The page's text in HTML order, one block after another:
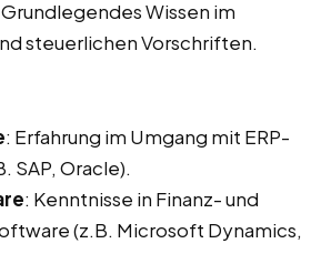
Grundlegendes Wissen im
steuerlichen Vorschriften.
: Erfahrung im Umgang mit ERP-
SAP, Oracle).
: Kenntnisse in Finanz- und
(z.B. Microsoft Dynamics,